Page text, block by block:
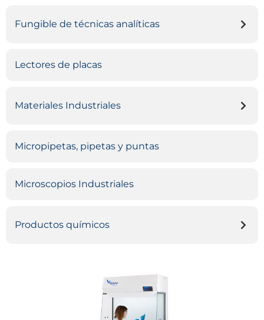
Fungible de técnicas analíticas
Lectores de placas
Materiales Industriales
Micropipetas, pipetas y puntas
Microscopios Industriales
Productos químicos